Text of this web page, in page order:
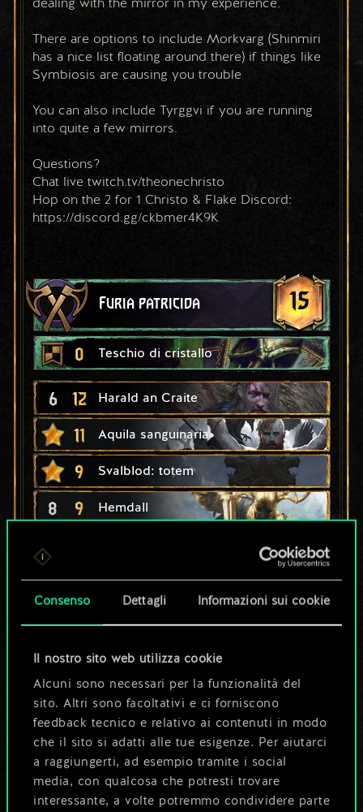
Consenso Dettagli Informazioni sui cookie
Il nostro sito web utilizza cookie
Alcuni sono necessari per la funzionalità del
sito. Altri sono facoltativi e ci forniscono
feedback tecnico e relativo ai contenuti in modo
che il sito si adatti alle tue esigenze. Per aiutarci
a raggiungerti, ad esempio tramite i social
media, con qualcosa che potresti trovare
interessante, a volte potremmo condividere parte
Furia patricida 15
0 Teschio di cristallo
6 12 Harald an Craite
11 Aquila sanguinaria
9 Svalblod: totem
8 9 Hemdall
2 9 Hjalmar an Craite
7 Flotta predatrice
5 7 Herkja Drummond
1 7 Vabjorn
6 Guerra tra clan
10 6 An Craite: spadone x2
There are options to include Morkvarg (Shinmiri
has a nice list floating around there) if things like
Symbiosis are causing you trouble
You can also include Tyrggvi if you are running
Chat live twitch.tv/theonechristo
Hop on the 2 for 1 Christo & Flake Discord:
https://discord.gg/ckbmer4K9K